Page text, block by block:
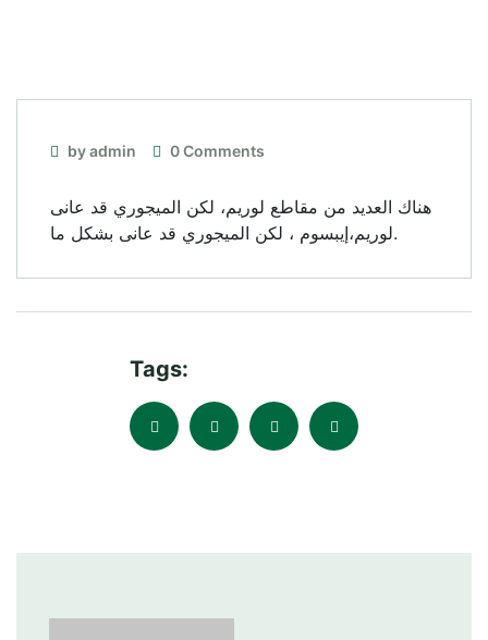
by admin 0 Comments
هناك العديد من مقاطع لوريم، لكن الميجوري قد عانى
لوريم،إيبسوم ، لكن الميجوري قد عانى بشكل ما.
Tags: